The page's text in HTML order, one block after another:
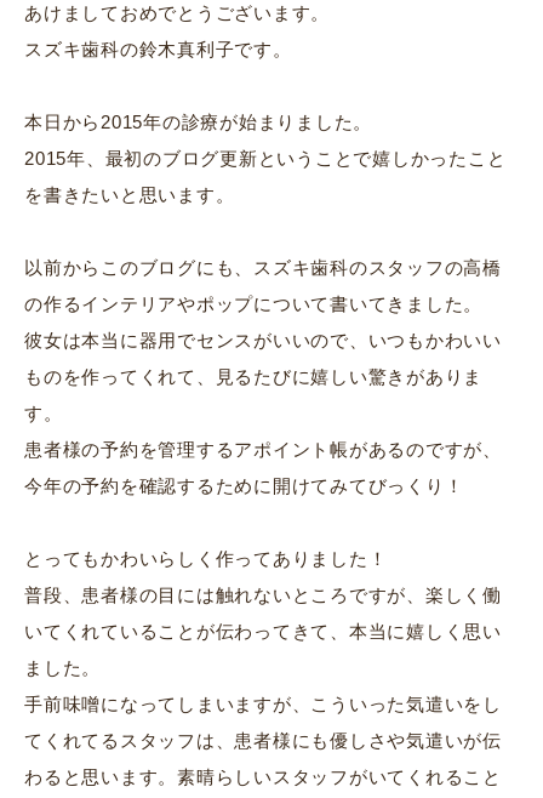
あけましておめでとうございます。
スズキ歯科の鈴木真利子です。
本日から2015年の診療が始まりました。
2015年、最初のブログ更新ということで嬉しかったこと
を書きたいと思います。
以前からこのブログにも、スズキ歯科のスタッフの高橋
の作るインテリアやポップについて書いてきました。
彼女は本当に器用でセンスがいいので、いつもかわいい
ものを作ってくれて、見るたびに嬉しい驚きがありま
す。
患者様の予約を管理するアポイント帳があるのですが、
今年の予約を確認するために開けてみてびっくり！
とってもかわいらしく作ってありました！
普段、患者様の目には触れないところですが、楽しく働
いてくれていることが伝わってきて、本当に嬉しく思い
ました。
手前味噌になってしまいますが、こういった気遣いをし
てくれてるスタッフは、患者様にも優しさや気遣いが伝
わると思います。素晴らしいスタッフがいてくれること